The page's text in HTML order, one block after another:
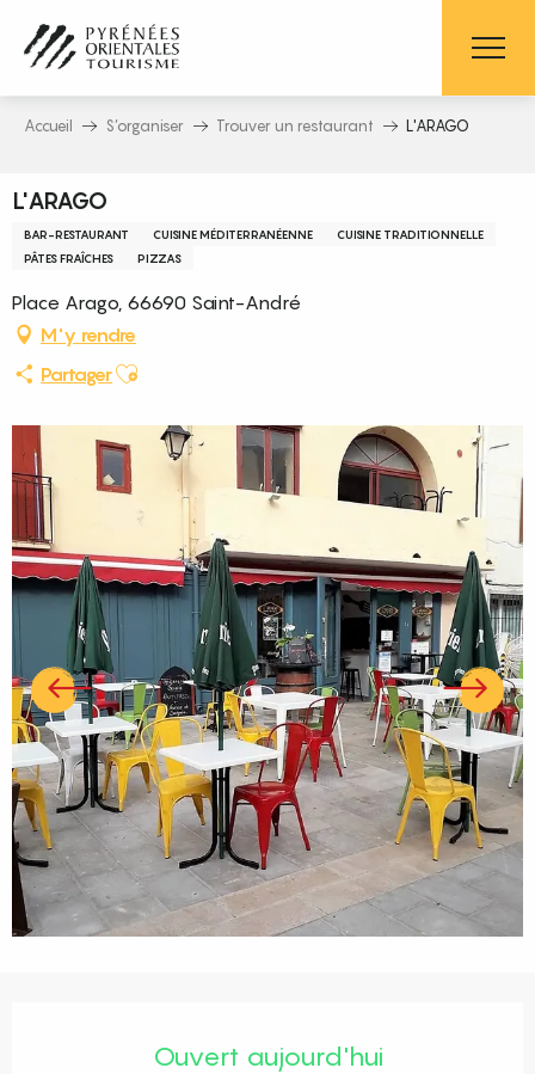
contenu
principal
Accueil S’organiser Trouver un restaurant L'ARAGO
L'ARAGO
BAR-RESTAURANT CUISINE MÉDITERRANÉENNE
CUISINE TRADITIONNELLE
PÂTES FRAÎCHES
PIZZAS
Place Arago, 66690 Saint-André
M'y rendre
PartagerAjouter aux favoris
Ouvert aujourd'hui